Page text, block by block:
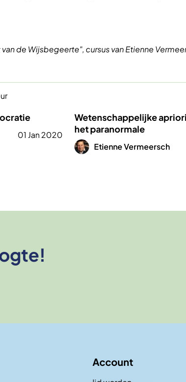
de Wijsbegeerte", cursus van Etienne
01 Jan 2020
Wetenschappelijke
het paranormale
Afbeelding
Etienne Vermeersch
Account